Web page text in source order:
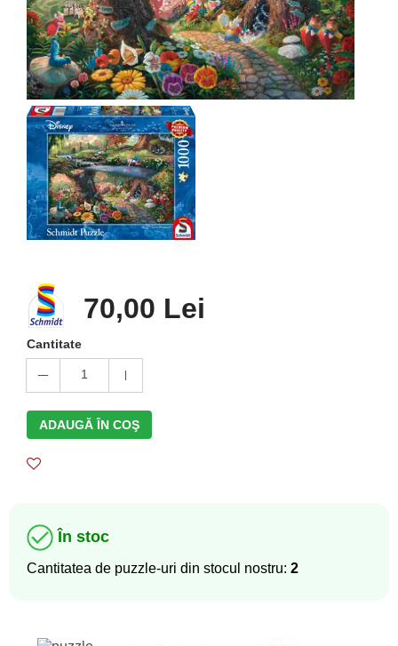
70,00 Lei
Cantitate
1
ADAUGĂ ÎN COŞ
În stoc
Cantitatea de puzzle-uri din stocul nostru: 2